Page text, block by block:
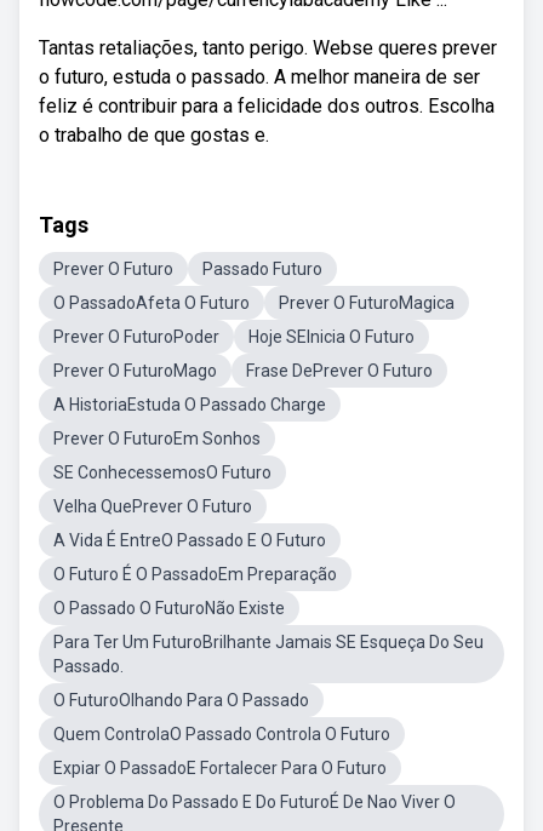
Tantas retaliações, tanto perigo. Webse queres prever
o futuro, estuda o passado. A melhor maneira de ser
feliz é contribuir para a felicidade dos outros. Escolha
o trabalho de que gostas e.
Tags
Prever O Futuro
Passado Futuro
O PassadoAfeta O Futuro
Prever O FuturoMagica
Prever O FuturoPoder
Hoje SEInicia O Futuro
Prever O FuturoMago
Frase DePrever O Futuro
A HistoriaEstuda O Passado Charge
Prever O FuturoEm Sonhos
SE ConhecessemosO Futuro
Velha QuePrever O Futuro
A Vida É EntreO Passado E O Futuro
O Futuro É O PassadoEm Preparação
O Passado O FuturoNão Existe
Para Ter Um FuturoBrilhante Jamais SE Esqueça Do Seu
Passado.
O FuturoOlhando Para O Passado
Quem ControlaO Passado Controla O Futuro
Expiar O PassadoE Fortalecer Para O Futuro
O Problema Do Passado E Do FuturoÉ De Nao Viver O
Presente